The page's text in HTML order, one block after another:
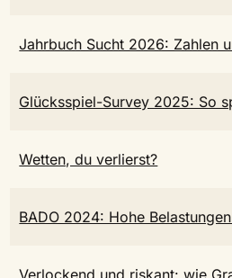
Jahrbuch Sucht 2026: Zahlen
Glücksspiel-Survey 2025: So
Wetten, du verlierst?
BADO 2024: Hohe
Verlockend und riskant: wie